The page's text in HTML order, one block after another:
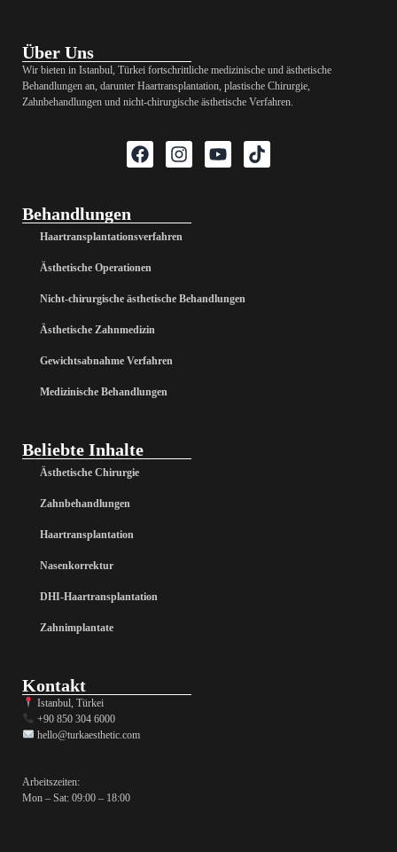
Über Uns
Wir bieten in Istanbul, Türkei fortschrittliche medizinische und ästhetische
Behandlungen an, darunter Haartransplantation, plastische Chirurgie,
Zahnbehandlungen und nicht-chirurgische ästhetische Verfahren.
Behandlungen
Haartransplantationsverfahren
Ästhetische Operationen
Nicht-chirurgische ästhetische Behandlungen
Ästhetische Zahnmedizin
Gewichtsabnahme Verfahren
Medizinische Behandlungen
Beliebte Inhalte
Ästhetische Chirurgie
Zahnbehandlungen
Haartransplantation
Nasenkorrektur
DHI-Haartransplantation
Zahnimplantate
Kontakt
Istanbul, Türkei
+90 850 304 6000
hello@turkaesthetic.com
Arbeitszeiten:
Mon – Sat: 09:00 – 18:00